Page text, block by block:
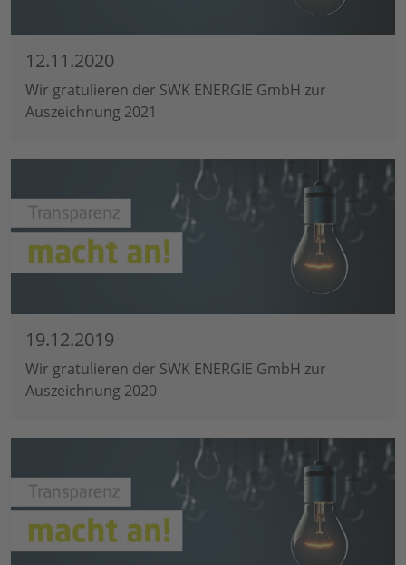
12.11.2020
Wir gratulieren der SWK ENERGIE GmbH zur
Auszeichnung 2021
19.12.2019
Wir gratulieren der SWK ENERGIE GmbH zur
Auszeichnung 2020